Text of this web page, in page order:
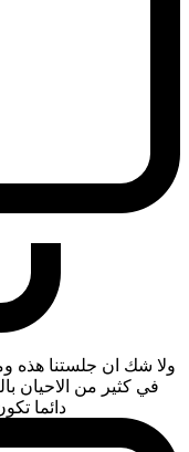
ولا شك ان جلستنا هذه
في كثير من الاحيان
دائما